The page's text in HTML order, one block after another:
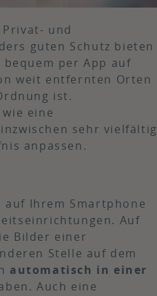
und
guten Schutz bieten
bequem per App auf
weit entfernten Orten
ist.
eine
sehr vielfältig
anpassen.
auf Ihrem Smartphone
Auf
Bilder einer
Stelle auf dem
automatisch in einer
Auch eine